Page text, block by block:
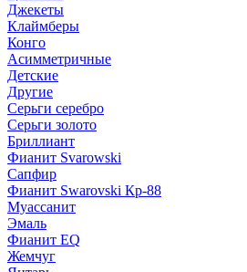
Джекеты
Клаймберы
Конго
Асимметричные
Детские
Другие
Серьги серебро
Серьги золото
Бриллиант
Фианит Svarowski
Сапфир
Фианит Swarovski Кр-88
Муассанит
Эмаль
Фианит EQ
Жемчуг